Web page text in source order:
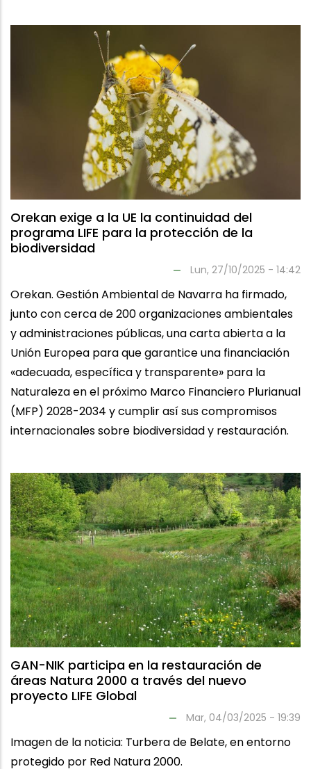
Orekan exige a la UE la continuidad del
programa LIFE para la protección de la
biodiversidad
Lun, 27/10/2025 - 14:42
Orekan. Gestión Ambiental de Navarra ha firmado,
junto con cerca de 200 organizaciones ambientales
y administraciones públicas, una carta abierta a la
Unión Europea para que garantice una financiación
«adecuada, específica y transparente» para la
Naturaleza en el próximo Marco Financiero Plurianual
(MFP) 2028-2034 y cumplir así sus compromisos
internacionales sobre biodiversidad y restauración.
GAN-NIK participa en la restauración de
áreas Natura 2000 a través del nuevo
proyecto LIFE Global
Mar, 04/03/2025 - 19:39
Imagen de la noticia: Turbera de Belate, en entorno
protegido por Red Natura 2000.